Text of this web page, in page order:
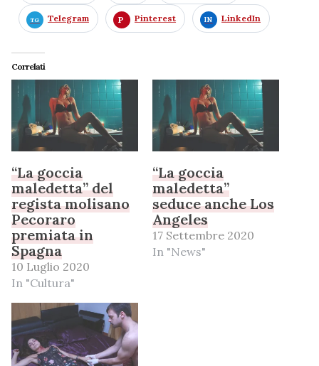
Telegram Pinterest LinkedIn
Correlati
“La goccia
maledetta” del
regista molisano
Pecoraro
premiata in
Spagna
10 Luglio 2020
In "Cultura"
“La goccia
maledetta”
seduce anche Los
Angeles
17 Settembre 2020
In "News"